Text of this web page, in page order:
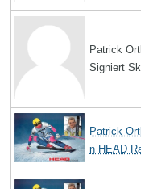
Patrick
Signiert
Patrick
n HEAD